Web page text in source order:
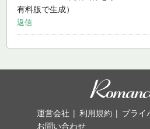
有料版で生成）
返信
運営会社 利用規約
プライ
お問い合わせ